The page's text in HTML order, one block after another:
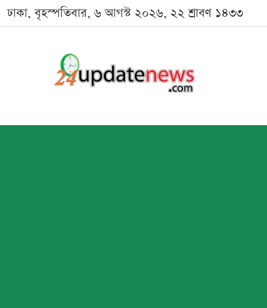
ঢাকা, বৃহস্পতিবার, ৬ আগস্ট ২০২৬, ২২ শ্রাবণ ১৪৩৩